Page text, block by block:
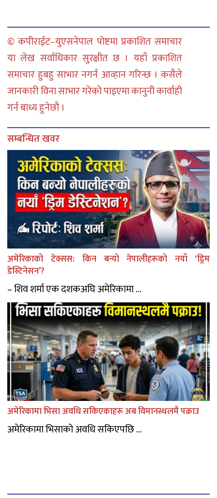
© कपीराईट–युएसनेपाल पोष्टमा प्रकाशित समाचार
या लेख सर्वाधिकार सुरक्षीत छ । यहाँ प्रकाशित
समाचार हुबहु साभार नगर्न आव्हान गरिन्छ । कसैले
जानकारी विना साभार गरेको पाइएमा कानुनी कार्वाही
गर्न बाध्य हुनेछौ ।
सम्बन्धित खवर
अमेरिकाको टेक्सस: किन बन्यो नेपालीहरूको नयाँ ‘ड्रिम
डेस्टिनेसन’?
– शिव शर्मा एक दशकअघि अमेरिकामा ...
अमेरिकामा भिसा अवधि सकिएकाहरू अब विमानस्थलमै पक्राउ
अमेरिकामा भिसाको अवधि सकिएपछि ...